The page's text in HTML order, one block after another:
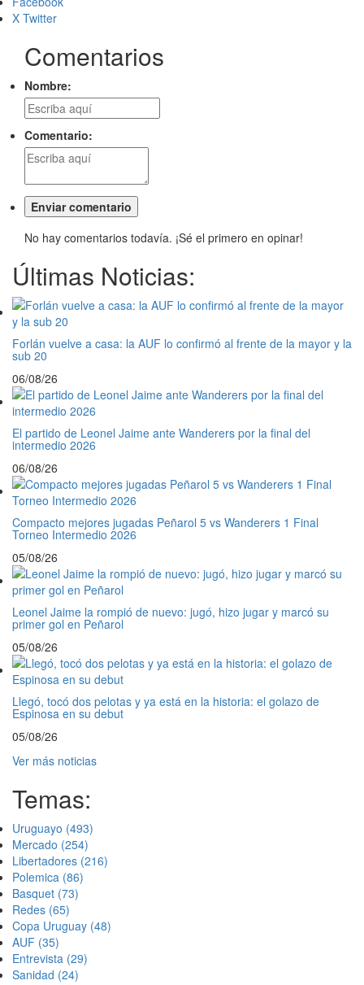
X Twitter
Comentarios
Nombre:
Comentario:
No hay comentarios todavía. ¡Sé el primero en opinar!
Últimas Noticias:
Forlán vuelve a casa: la AUF lo confirmó al frente de la mayor y la
sub 20
06/08/26
El partido de Leonel Jaime ante Wanderers por la final del
intermedio 2026
06/08/26
Compacto mejores jugadas Peñarol 5 vs Wanderers 1 Final
Torneo Intermedio 2026
05/08/26
Leonel Jaime la rompió de nuevo: jugó, hizo jugar y marcó su
primer gol en Peñarol
05/08/26
Llegó, tocó dos pelotas y ya está en la historia: el golazo de
Espinosa en su debut
05/08/26
Ver más noticias
Temas:
Uruguayo (493)
Mercado (254)
Libertadores (216)
Polemica (86)
Basquet (73)
Redes (65)
Copa Uruguay (48)
AUF (35)
Entrevista (29)
Sanidad (24)